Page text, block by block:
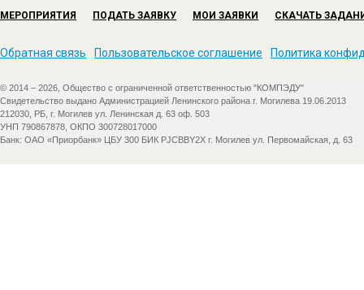
МЕРОПРИЯТИЯ ПОДАТЬ ЗАЯВКУ МОИ ЗАЯВКИ СКАЧАТЬ
Обратная связь Пользовательское соглашение Политика
© 2014 – 2026, Общество с ограниченной ответственностью "КОМПЭДУ"
Свидетельство выдано Администрацией Ленинского района г. Могилева 19.06.2013
212030, РБ, г. Могилев ул. Ленинская д. 63 оф. 503
УНП 790867878, ОКПО 300728017000
Банк: ОАО «Приорбанк» ЦБУ 300 БИК PJCBBY2X г. Могилев ул. Первомайская, д. 63